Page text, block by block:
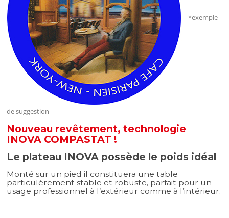
*exemple
de suggestion
Nouveau revêtement, technologie
INOVA COMPASTAT !
Le plateau INOVA possède le poids idéal
Monté sur un pied il constituera une table
particulèrement stable et robuste, parfait pour un
usage professionnel à l’extérieur comme à l’intérieur.